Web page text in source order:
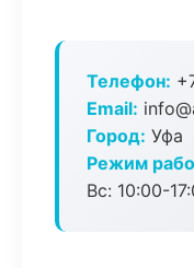
Телефон:
Email:
Город: Уфа
Режим
Вс: 10:00-